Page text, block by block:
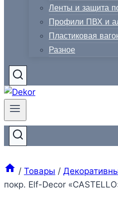
Ленты и защита
Профили ПВХ и
Пластиковая
Разное
/ Товары /
покр. Elf-Decor